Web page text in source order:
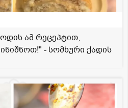
ამ რეცეპტით,
- სომხური ქადის